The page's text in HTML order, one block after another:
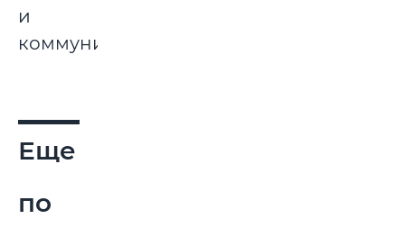
и
коммуникаций.
Еще
по